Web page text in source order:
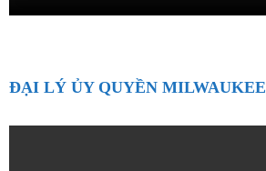
ĐẠI LÝ ỦY QUYỀN MILWAUKEE